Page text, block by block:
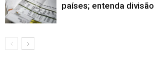
países; entenda